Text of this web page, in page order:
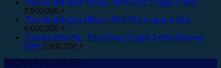
Tour du lịch Bình Hưng - Ninh Chữ 3 ngày 3 đêm
3,500,000 ₫
Tour du lịch Quy Nhơn - Phú Yên 4 ngày 4 đêm
4,600,000 ₫
Combo Vĩnh Hy - Nha Trang 3 ngày 3 đêm Giường
Nằm 2,600,000 ₫
THÔNG TIN LIÊN HỆ